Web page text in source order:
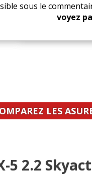
sous le
voyez
LES
5 2.2